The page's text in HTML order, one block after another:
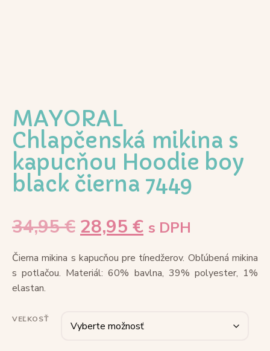
MAYORAL
Chlapčenská mikina s
kapucňou Hoodie boy
black čierna 7449
34,95€ 28,95 € s DPH
Čierna mikina s kapucňou pre tínedžerov. Obľúbená mikina
s potlačou. Materiál: 60% bavlna, 39% polyester, 1%
elastan.
VEĽKOSŤ